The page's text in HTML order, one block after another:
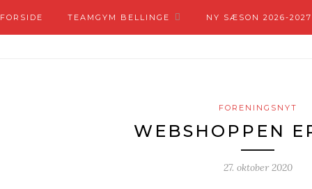
FORSIDE TEAMGYM BELLINGE NY SÆSON 2026-2027
FORENINGSNYT
WEBSHOPPEN
27. oktober 2020